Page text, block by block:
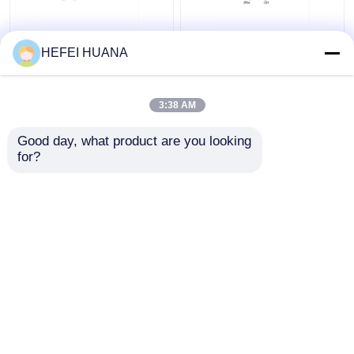
Fluoresceína-12-dUTP
Solução sódica de 1
HEFEI HUANA
3:38 AM
Good day, what product are you looking
for?